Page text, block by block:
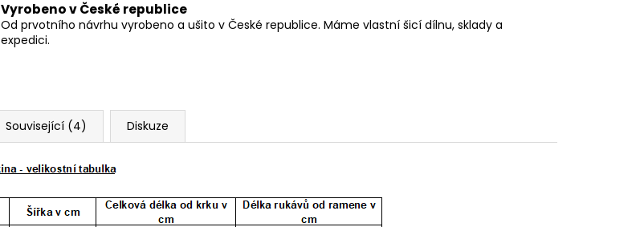
Vyrobeno v České republice
Od prvotního návrhu vyrobeno a ušito v České republice. Máme vlastní šicí dílnu, sklady a
expedici.
Související (4) Diskuze